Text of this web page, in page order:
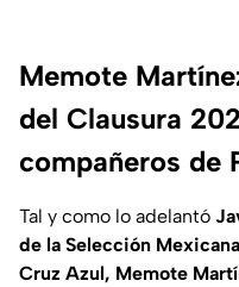
Memote
del Clausura
compañeros de
Tal y como lo adelantó
de la Selección
Cruz Azul, Memote